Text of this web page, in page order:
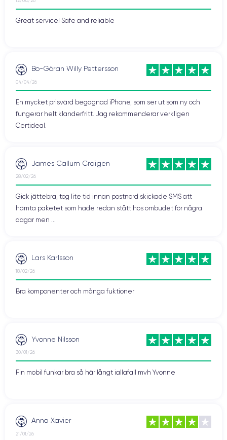
Great service! Safe and reliable
Bo-Göran Willy Pettersson
04/04/26
En mycket prisvärd begagnad iPhone, som ser ut som ny och
fungerar helt klanderfritt. Jag rekommenderar verkligen
Certideal.
James Callum Craigen
28/02/26
Gick jättebra, tog lite tid innan postnord skickade SMS att
hämta paketet som hade redan stått hos ombudet för några
dagar men ...
Lars Karlsson
18/02/26
Bra komponenter och många fuktioner
Yvonne Nilsson
30/01/26
Fin mobil funkar bra så här långt iallafall mvh Yvonne
Anna Xavier
21/01/26